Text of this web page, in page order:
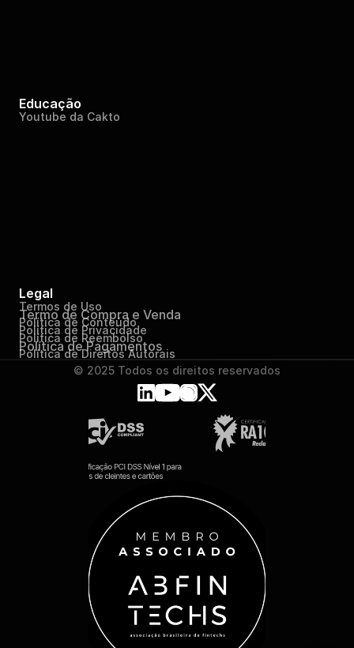
Educação
Youtube da Cakto
Legal
Termos de Uso
Termo de Compra e Venda
Política de Conteúdo
Política de Privacidade
Política de Reembolso
Política de Pagamentos
Política de Direitos Autorais
© 2025 Todos os direitos reservados